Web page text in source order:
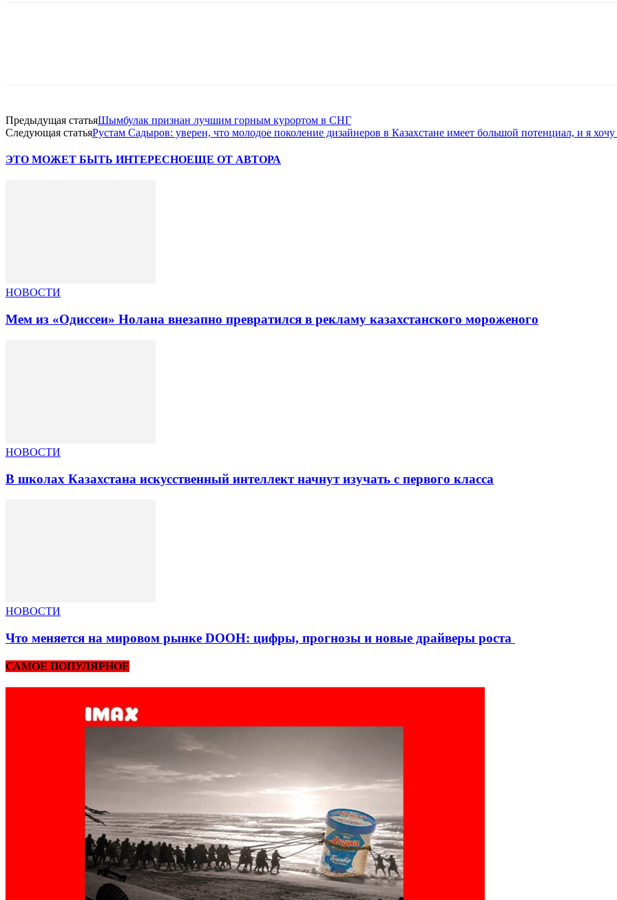
Предыдущая статьяШымбулак признан лучшим горным курортом в СНГ
Следующая статьяРустам Садыров: уверен, что молодое поколение дизайнеров в Казахстане имеет большой потенциал, и я
ЭТО МОЖЕТ БЫТЬ ИНТЕРЕСНОЕЩЕ ОТ АВТОРА
НОВОСТИ
Мем из «Одиссеи» Нолана внезапно превратился в рекламу казахстанского мороженого
НОВОСТИ
В школах Казахстана искусственный интеллект начнут изучать с первого класса
НОВОСТИ
Что меняется на мировом рынке DOOH: цифры, прогнозы и новые драйверы роста
САМОЕ ПОПУЛЯРНОЕ